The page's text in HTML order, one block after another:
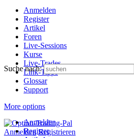
Anmelden
Register
Artikel
Foren
Live-Sessions
Kurse
Live-Trades
Link-Tipps
Glossar
Support
More options
Anmelden Registrieren
Suche nach:
Anmelden
Register